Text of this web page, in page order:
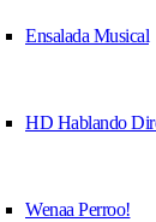
Ensalada Musical
HD Hablando
Wenaa Perroo!